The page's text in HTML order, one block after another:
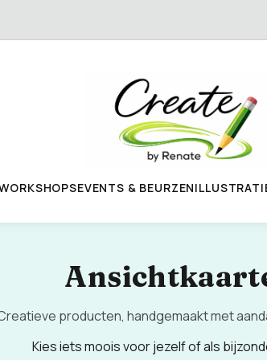
EVENTS & BEURZEN
producten, handgemaakt met
Kies iets moois voor jezelf of als